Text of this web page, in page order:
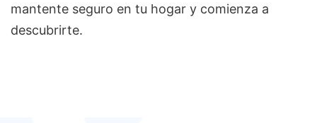
mantente seguro en tu hogar y comienza a
descubrirte.